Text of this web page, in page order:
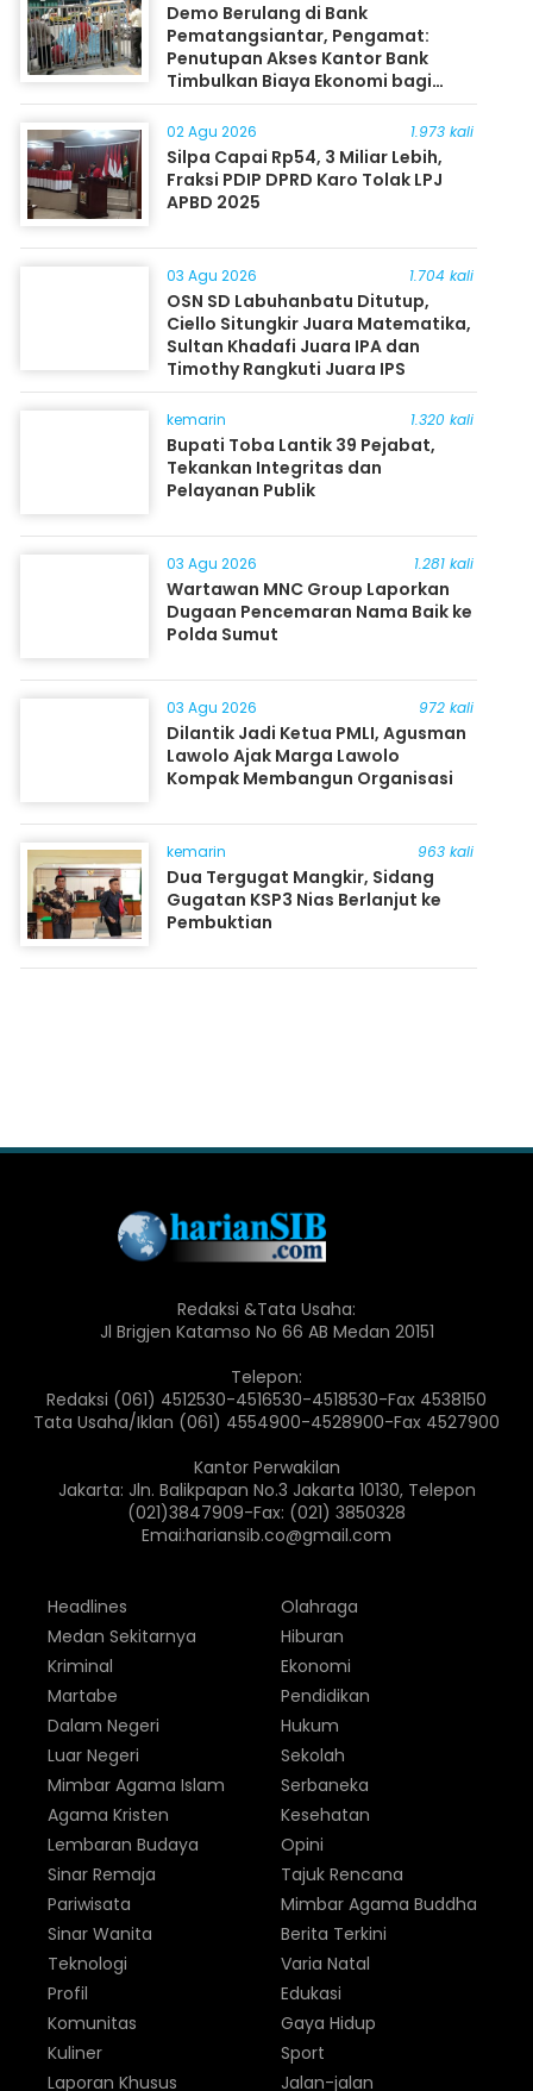
Demo Berulang di Bank
Pematangsiantar, Pengamat:
Penutupan Akses Kantor Bank
Timbulkan Biaya Ekonomi bagi
Masyarakat
02 Agu 2026 1.973 kali
Silpa Capai Rp54, 3 Miliar Lebih,
Fraksi PDIP DPRD Karo Tolak LPJ
APBD 2025
03 Agu 2026 1.704 kali
OSN SD Labuhanbatu Ditutup,
Ciello Situngkir Juara Matematika,
Sultan Khadafi Juara IPA dan
Timothy Rangkuti Juara IPS
kemarin 1.320 kali
Bupati Toba Lantik 39 Pejabat,
Tekankan Integritas dan
Pelayanan Publik
03 Agu 2026 1.281 kali
Wartawan MNC Group Laporkan
Dugaan Pencemaran Nama Baik ke
Polda Sumut
03 Agu 2026 972 kali
Dilantik Jadi Ketua PMLI, Agusman
Lawolo Ajak Marga Lawolo
Kompak Membangun Organisasi
kemarin 963 kali
Dua Tergugat Mangkir, Sidang
Gugatan KSP3 Nias Berlanjut ke
Pembuktian
Redaksi &Tata Usaha:
Jl Brigjen Katamso No 66 AB Medan 20151
Telepon:
Redaksi (061) 4512530-4516530-4518530-Fax 4538150
Tata Usaha/Iklan (061) 4554900-4528900-Fax 4527900
Kantor Perwakilan
Jakarta: Jln. Balikpapan No.3 Jakarta 10130, Telepon
(021)3847909-Fax: (021) 3850328
Emai:hariansib.co@gmail.com
Headlines
Medan Sekitarnya
Kriminal
Martabe
Dalam Negeri
Luar Negeri
Olahraga
Hiburan
Ekonomi
Pendidikan
Hukum
Sekolah
Mimbar Agama Islam
Agama Kristen
Lembaran Budaya
Sinar Remaja
Pariwisata
Sinar Wanita
Serbaneka
Kesehatan
Opini
Tajuk Rencana
Mimbar Agama Buddha
Berita Terkini
Teknologi
Profil
Komunitas
Kuliner
Laporan Khusus
Varia Natal
Edukasi
Gaya Hidup
Sport
Jalan-jalan